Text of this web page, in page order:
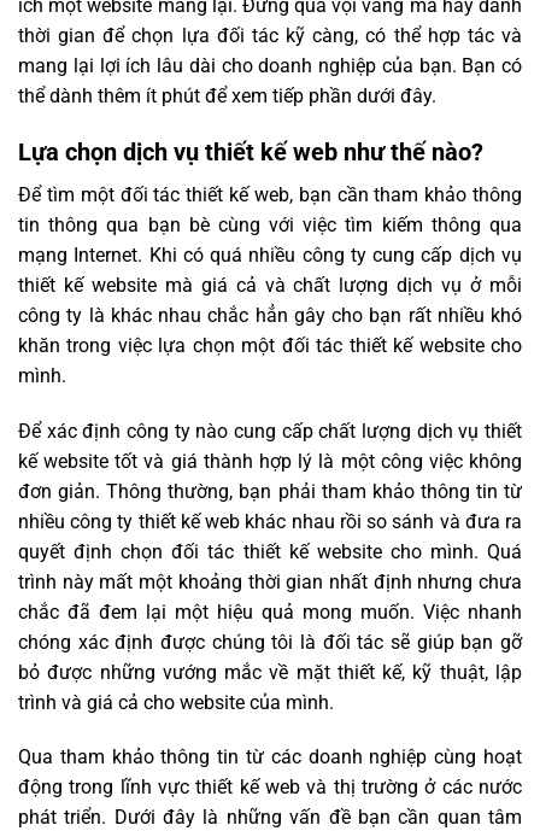
ích một website mang lại. Đừng quá vội vàng mà hãy dành
thời gian để chọn lựa đối tác kỹ càng, có thể hợp tác và
mang lại lợi ích lâu dài cho doanh nghiệp của bạn. Bạn có
thể dành thêm ít phút để xem tiếp phần dưới đây.
Lựa chọn dịch vụ thiết kế web như thế nào?
Để tìm một đối tác thiết kế web, bạn cần tham khảo thông
tin thông qua bạn bè cùng với việc tìm kiếm thông qua
mạng Internet. Khi có quá nhiều công ty cung cấp dịch vụ
thiết kế website mà giá cả và chất lượng dịch vụ ở mỗi
công ty là khác nhau chắc hẳn gây cho bạn rất nhiều khó
khăn trong việc lựa chọn một đối tác thiết kế website cho
mình.
Để xác định công ty nào cung cấp chất lượng dịch vụ thiết
kế website tốt và giá thành hợp lý là một công việc không
đơn giản. Thông thường, bạn phải tham khảo thông tin từ
nhiều công ty thiết kế web khác nhau rồi so sánh và đưa ra
quyết định chọn đối tác thiết kế website cho mình. Quá
trình này mất một khoảng thời gian nhất định nhưng chưa
chắc đã đem lại một hiệu quả mong muốn. Việc nhanh
chóng xác định được chúng tôi là đối tác sẽ giúp bạn gỡ
bỏ được những vướng mắc về mặt thiết kế, kỹ thuật, lập
trình và giá cả cho website của mình.
Qua tham khảo thông tin từ các doanh nghiệp cùng hoạt
động trong lĩnh vực thiết kế web và thị trường ở các nước
phát triển. Dưới đây là những vấn đề bạn cần quan tâm